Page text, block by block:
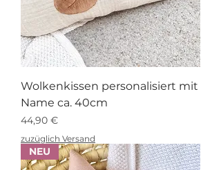
Wolkenkissen personalisiert mit
Name ca. 40cm
Preis
44,90 €
zuzüglich Versand
NEU